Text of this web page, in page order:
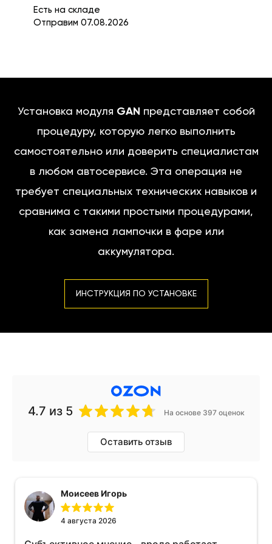
Есть на складе
Отправим 07.08.2026
Установка модуля GAN представляет собой
процедуру, которую легко выполнить
самостоятельно или доверить специалистам
в любом автосервисе. Эта операция не
требует специальных технических навыков и
сравнима с такими простыми процедурами,
как замена лампочки в фаре или
аккумулятора.
ИНСТРУКЦИЯ ПО УСТАНОВКЕ
4.7 из 5 На основе 397 оценок
Оставить отзыв
Моисеев Игорь
4 августа 2026